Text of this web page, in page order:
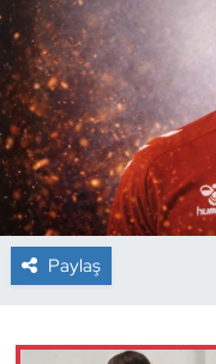
Paylaş
Çim Hokeyi
Cimnastik
Curling
Dağcılık
Dans Sporları